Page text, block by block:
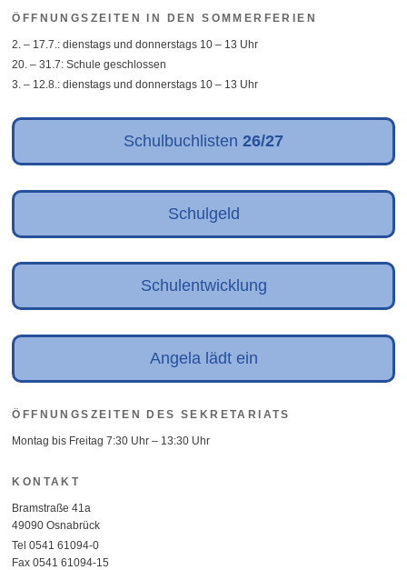
ÖFFNUNGSZEITEN IN DEN SOMMERFERIEN
2. – 17.7.: dienstags und donnerstags 10 – 13 Uhr
20. – 31.7: Schule geschlossen
3. – 12.8.: dienstags und donnerstags 10 – 13 Uhr
Schulbuchlisten 26/27
Schulgeld
Schulentwicklung
Angela lädt ein
ÖFFNUNGSZEITEN DES SEKRETARIATS
Montag bis Freitag 7:30 Uhr – 13:30 Uhr
KONTAKT
Bramstraße 41a
49090 Osnabrück
Tel 0541 61094-0
Fax 0541 61094-15